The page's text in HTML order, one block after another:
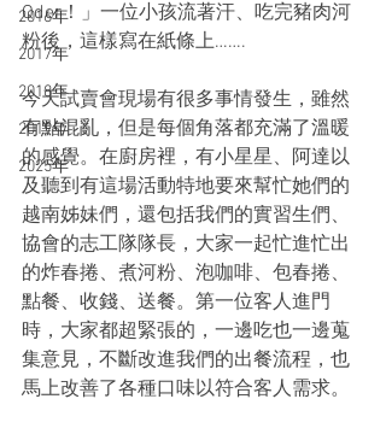
2016年
2017年
2018年
2019年
2025年
Qder！」一位小孩流著汗、吃完豬肉河
粉後，這樣寫在紙條上…….
今天試賣會現場有很多事情發生，雖然
有點混亂，但是每個角落都充滿了溫暖
的感覺。在廚房裡，有小星星、阿達以
及聽到有這場活動特地要來幫忙她們的
越南姊妹們，還包括我們的實習生們、
協會的志工隊隊長，大家一起忙進忙出
的炸春捲、煮河粉、泡咖啡、包春捲、
點餐、收錢、送餐。第一位客人進門
時，大家都超緊張的，一邊吃也一邊蒐
集意見，不斷改進我們的出餐流程，也
馬上改善了各種口味以符合客人需求。